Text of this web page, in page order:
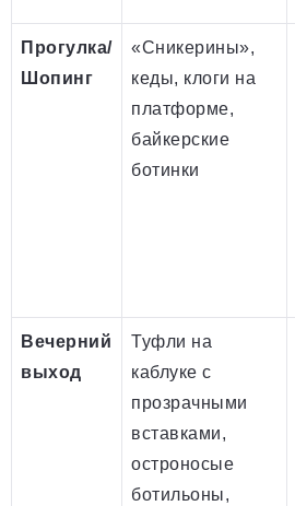
Прогулка/
Шопинг
«Сникерины»,
кеды, клоги на
платформе,
байкерские
ботинки
Вечерний
выход
Туфли на
каблуке с
прозрачными
вставками,
остроносые
ботильоны,